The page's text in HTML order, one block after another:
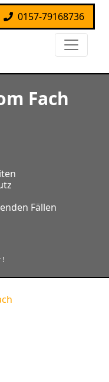
0157-79168736
Fach
Fällen
!